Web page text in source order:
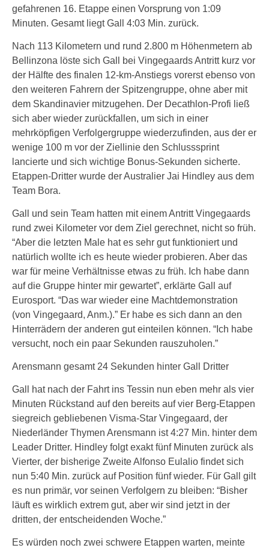
gefahrenen 16. Etappe einen Vorsprung von 1:09
Minuten. Gesamt liegt Gall 4:03 Min. zurück.
Nach 113 Kilometern und rund 2.800 m Höhenmetern ab
Bellinzona löste sich Gall bei Vingegaards Antritt kurz vor
der Hälfte des finalen 12-km-Anstiegs vorerst ebenso von
den weiteren Fahrern der Spitzengruppe, ohne aber mit
dem Skandinavier mitzugehen. Der Decathlon-Profi ließ
sich aber wieder zurückfallen, um sich in einer
mehrköpfigen Verfolgergruppe wiederzufinden, aus der er
wenige 100 m vor der Ziellinie den Schlusssprint
lancierte und sich wichtige Bonus-Sekunden sicherte.
Etappen-Dritter wurde der Australier Jai Hindley aus dem
Team Bora.
Gall und sein Team hatten mit einem Antritt Vingegaards
rund zwei Kilometer vor dem Ziel gerechnet, nicht so früh.
“Aber die letzten Male hat es sehr gut funktioniert und
natürlich wollte ich es heute wieder probieren. Aber das
war für meine Verhältnisse etwas zu früh. Ich habe dann
auf die Gruppe hinter mir gewartet”, erklärte Gall auf
Eurosport. “Das war wieder eine Machtdemonstration
(von Vingegaard, Anm.).” Er habe es sich dann an den
Hinterrädern der anderen gut einteilen können. “Ich habe
versucht, noch ein paar Sekunden rauszuholen.”
Arensmann gesamt 24 Sekunden hinter Gall Dritter
Gall hat nach der Fahrt ins Tessin nun eben mehr als vier
Minuten Rückstand auf den bereits auf vier Berg-Etappen
siegreich gebliebenen Visma-Star Vingegaard, der
Niederländer Thymen Arensmann ist 4:27 Min. hinter dem
Leader Dritter. Hindley folgt exakt fünf Minuten zurück als
Vierter, der bisherige Zweite Alfonso Eulalio findet sich
nun 5:40 Min. zurück auf Position fünf wieder. Für Gall gilt
es nun primär, vor seinen Verfolgern zu bleiben: “Bisher
läuft es wirklich extrem gut, aber wir sind jetzt in der
dritten, der entscheidenden Woche.”
Es würden noch zwei schwere Etappen warten, meinte